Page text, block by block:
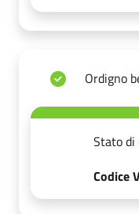
Ordigno
Stato di
Codice